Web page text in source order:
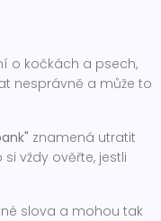
o kočkách a psech,
nesprávně a může to
znamená utratit
vždy ověřte, jestli
slova a mohou tak